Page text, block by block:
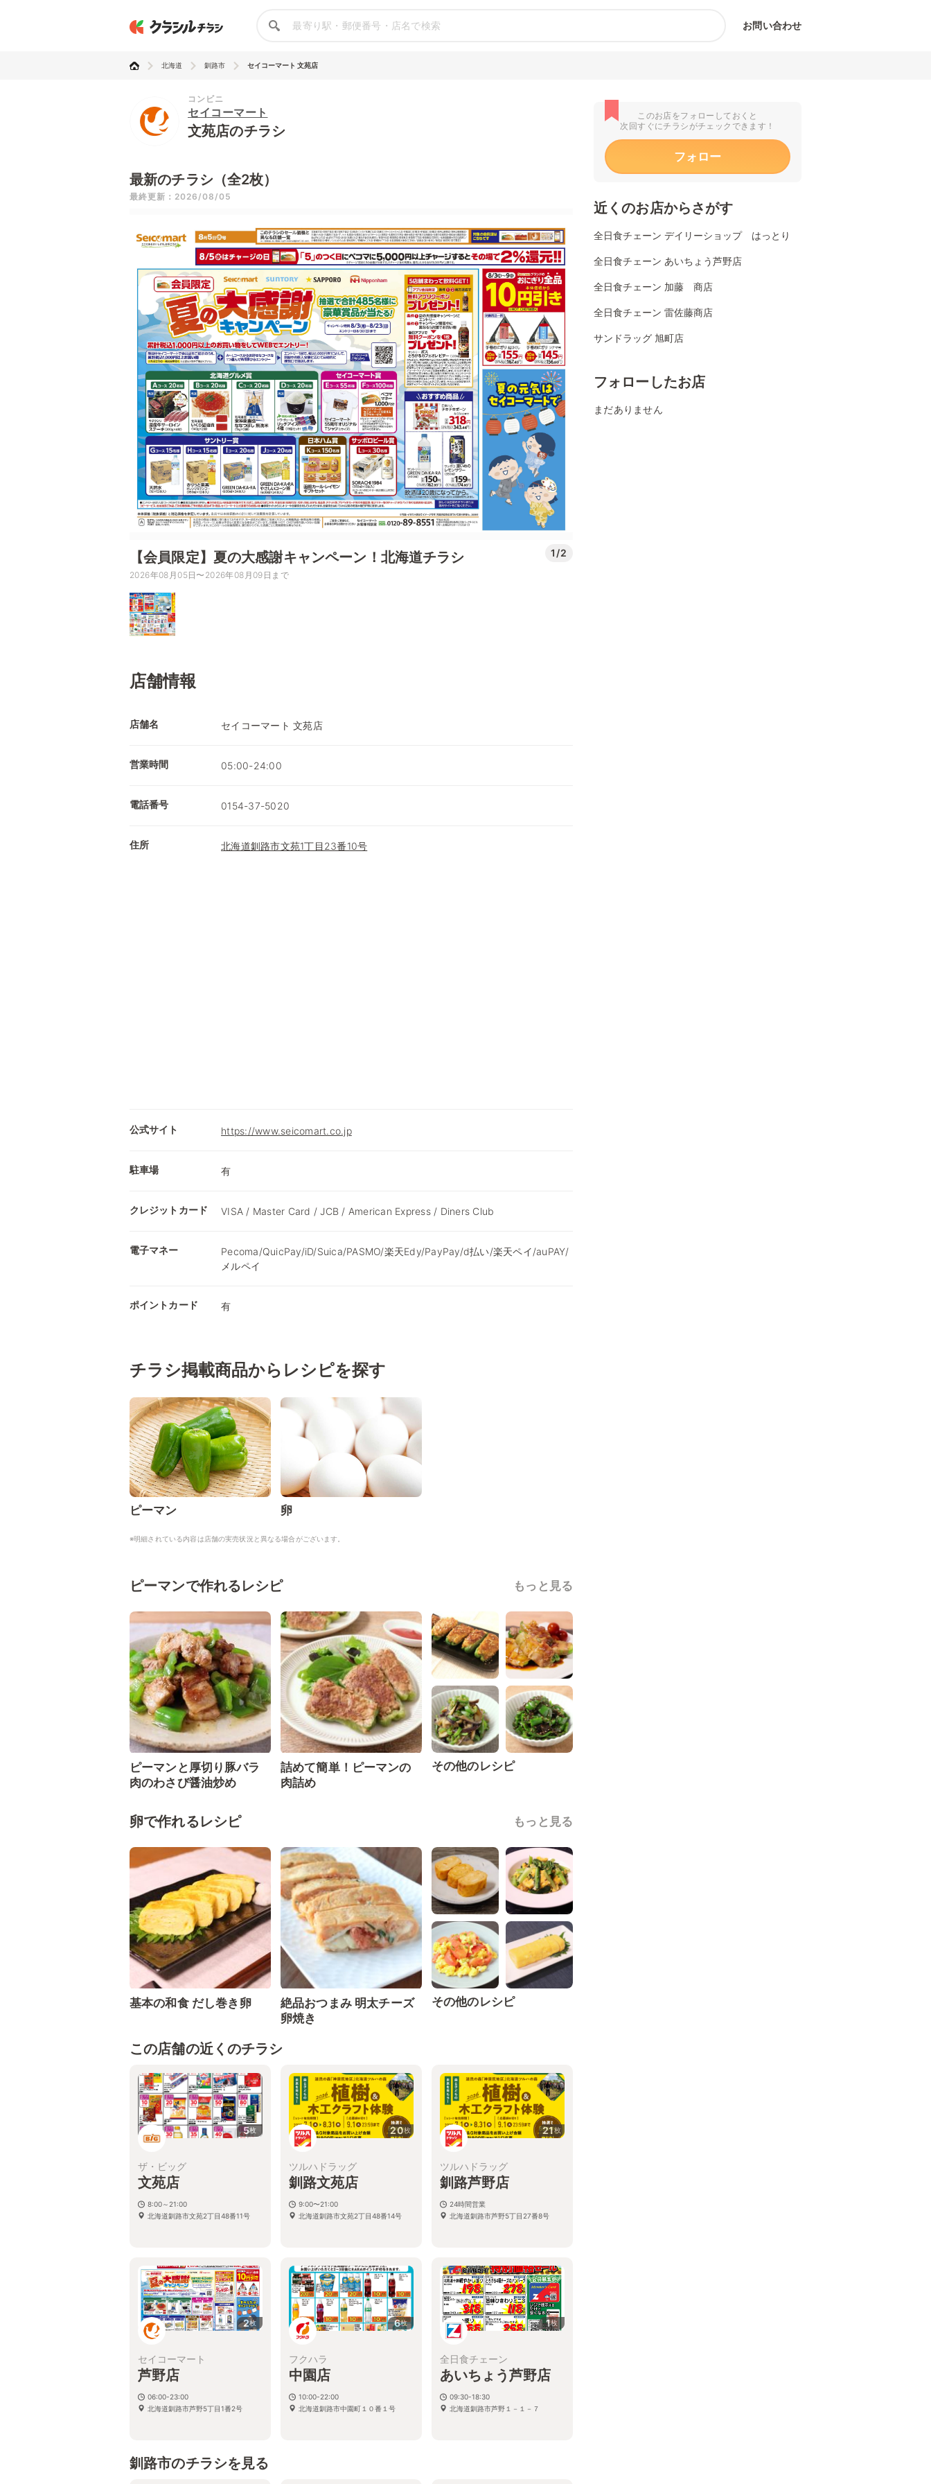
お問い合わせ
北海道 釧路市 セイコーマート 文苑店
コンビニ
セイコーマート
文苑店のチラシ
最新のチラシ（全2枚）
最終更新：2026/08/05
【会員限定】夏の大感謝キャンペーン！北海道チラシ 1/2
2026年08月05日〜2026年08月09日まで
店舗情報
店舗名 セイコーマート 文苑店
営業時間 05:00-24:00
電話番号 0154-37-5020
住所 北海道釧路市文苑1丁目23番10号
公式サイト https://www.seicomart.co.jp
駐車場 有
クレジットカード VISA / Master Card / JCB / American Express / Diners Club
電子マネー
Pecoma/QuicPay/iD/Suica/PASMO/楽天Edy/PayPay/d払い/楽天ペイ/auPAY/
メルペイ
ポイントカード 有
チラシ掲載商品からレシピを探す
ピーマン 卵
※明細されている内容は店舗の実売状況と異なる場合がございます。
ピーマンで作れるレシピ もっと見る
ピーマンと厚切り豚バラ
肉のわさび醤油炒め
詰めて簡単！ピーマンの
肉詰め
その他のレシピ
卵で作れるレシピ もっと見る
基本の和食 だし巻き卵
絶品おつまみ 明太チーズ
卵焼き
その他のレシピ
この店舗の近くのチラシ
5枚
ザ・ビッグ
文苑店
8:00～21:00
北海道釧路市文苑2丁目48番11号
20枚
ツルハドラッグ
釧路文苑店
9:00〜21:00
北海道釧路市文苑2丁目48番14号
21枚
ツルハドラッグ
釧路芦野店
24時間営業
北海道釧路市芦野5丁目27番8号
2枚
セイコーマート
芦野店
06:00-23:00
北海道釧路市芦野5丁目1番2号
6枚
フクハラ
中園店
10:00-22:00
北海道釧路市中園町１０番１号
1枚
全日食チェーン
あいちょう芦野店
09:30-18:30
北海道釧路市芦野１－１－７
釧路市のチラシを見る
このお店をフォローしておくと
次回すぐにチラシがチェックできます！
フォロー
近くのお店からさがす
全日食チェーン デイリーショップ はっとり
全日食チェーン あいちょう芦野店
全日食チェーン 加藤 商店
全日食チェーン 雷佐藤商店
サンドラッグ 旭町店
フォローしたお店
まだありません